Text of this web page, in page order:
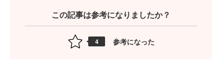
この記事は参考になりましたか？
4 参考になった